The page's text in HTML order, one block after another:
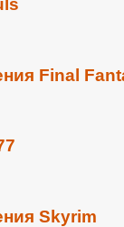
Final
Skyrim